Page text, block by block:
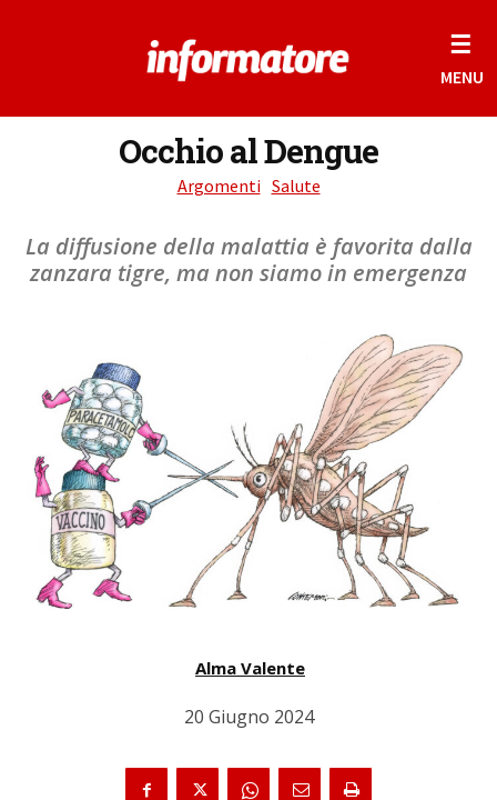
☰
MENU
Occhio al Dengue
Argomenti Salute
La diffusione della malattia è favorita dalla
zanzara tigre, ma non siamo in emergenza
Alma Valente
20 Giugno 2024